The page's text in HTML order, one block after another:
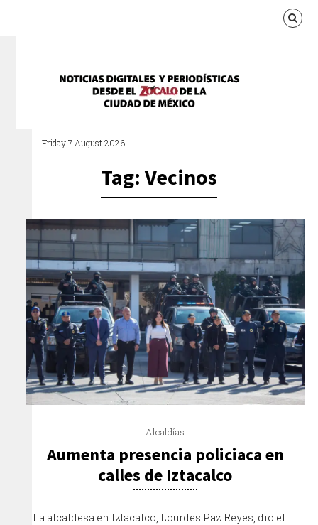
Friday 7 August 2026
Tag: Vecinos
Alcaldías
Aumenta presencia policiaca en
calles de Iztacalco
La alcaldesa en Iztacalco, Lourdes Paz Reyes, dio el